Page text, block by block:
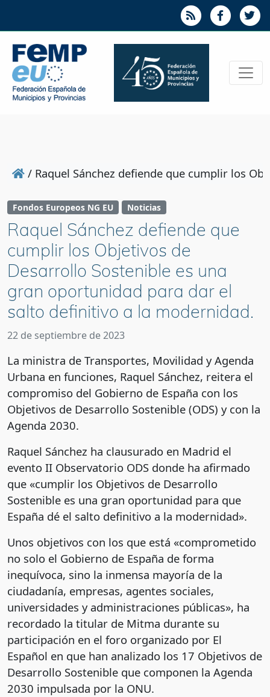
/ Raquel Sánchez defiende que cumplir los
Fondos Europeos NG EU Noticias
Raquel Sánchez defiende que
cumplir los Objetivos de
Desarrollo Sostenible es una
gran oportunidad para dar el
salto definitivo a la modernidad.
22 de septiembre de 2023
La ministra de Transportes, Movilidad y Agenda
Urbana en funciones, Raquel Sánchez, reitera el
compromiso del Gobierno de España con los
Objetivos de Desarrollo Sostenible (ODS) y con la
Agenda 2030.
Raquel Sánchez ha clausurado en Madrid el
evento II Observatorio ODS donde ha afirmado
que «cumplir los Objetivos de Desarrollo
Sostenible es una gran oportunidad para que
España dé el salto definitivo a la modernidad».
Unos objetivos con los que está «comprometido
no solo el Gobierno de España de forma
inequívoca, sino la inmensa mayoría de la
ciudadanía, empresas, agentes sociales,
universidades y administraciones públicas», ha
recordado la titular de Mitma durante su
participación en el foro organizado por El
Español en que han analizado los 17 Objetivos de
Desarrollo Sostenible que componen la Agenda
2030 impulsada por la ONU.